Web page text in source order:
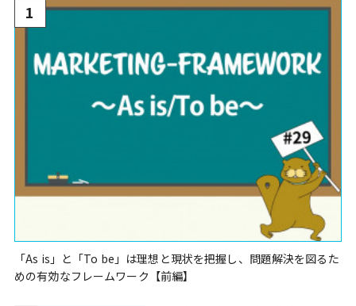
1
「As is」と「To be」は理想と現状を把握し、問題解決を図るた
めの有効なフレームワーク【前編】